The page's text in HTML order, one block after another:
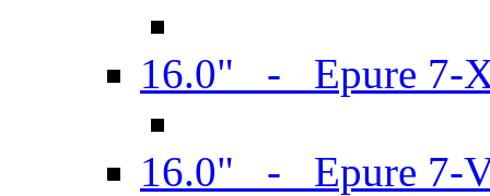
16.0" - Epure 7-
16.0" - Epure 7-